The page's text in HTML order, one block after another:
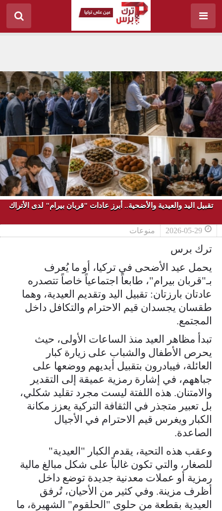
تقبيل اليد والعيدية والأضحية.. أبرز عادات "قربان بيرام" لدى الأتراك
2026-05-29 منوعات
ترك برس
يحمل عيد الأضحى في تركيا، أو ما يُعرف
بـ"قربان بيرام"، طابعاً اجتماعياً خاصاً تتصدره
عادتان بارزتان: تقبيل اليد وتقديم العيدية، وهما
طقسان يجسدان قيم الاحترام والتكافل داخل
المجتمع.
تبدأ مظاهر العيد منذ الساعات الأولى، حيث
يحرص الأطفال والشباب على زيارة كبار
العائلة، فيبادرون بتقبيل أيديهم ووضعها على
جباههم، في إشارة رمزية عميقة إلى التقدير
والامتنان. هذه اللفتة ليست مجرد تقليد شكلي،
بل تعبير متجذر في الثقافة التركية يعزز مكانة
الكبار ويغرس قيم الاحترام في الأجيال
الصاعدة.
وعقب هذه التحية، يقدم الكبار "العيدية"
للصغار، والتي تكون غالباً على شكل مبالغ مالية
رمزية أو عملات معدنية جديدة توضع داخل
أظرف مزينة. وفي كثير من الأحيان، تُرفق
العيدية بقطعة من حلوى "الحلقوم" الشهيرة، ما